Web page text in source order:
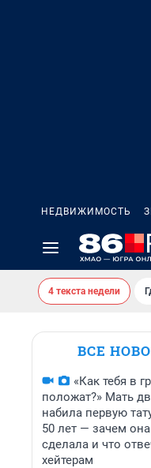
НЕДВИЖИМОСТЬ
4 текста недели
ВСЕ
«Как тебя в
положат?» Мать
набила первую
50 лет — зачем она
сделала и что
хейтерам